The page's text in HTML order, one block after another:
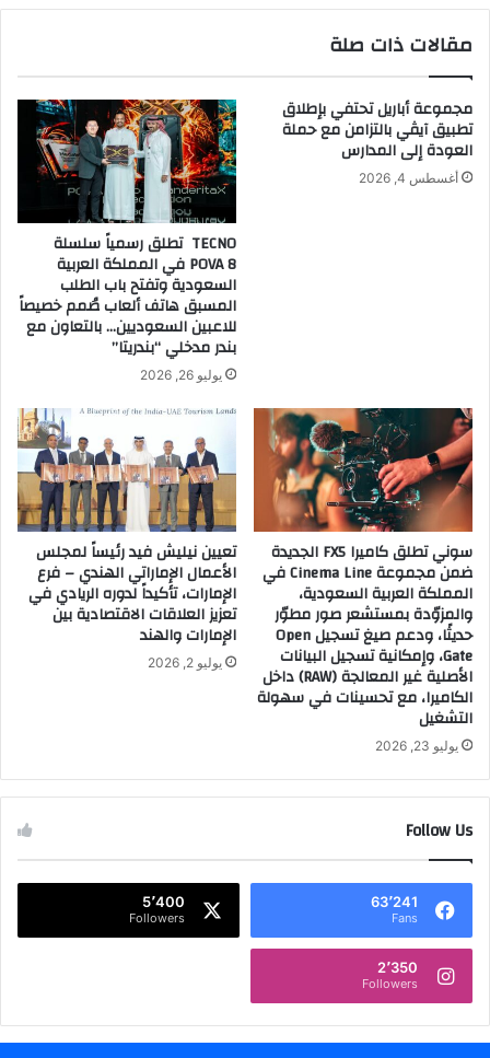
مقالات ذات صلة
مجموعة أباريل تحتفي بإطلاق
تطبيق آيڤي بالتزامن مع حملة
العودة إلى المدارس
أغسطس 4, 2026
TECNO تطلق رسمياً سلسلة
POVA 8 في المملكة العربية
السعودية وتفتح باب الطلب
المسبق هاتف ألعاب صُمم خصيصاً
للاعبين السعوديين… بالتعاون مع
بندر مدخلي “بندريتا”
يوليو 26, 2026
سوني تطلق كاميرا FX5 الجديدة
ضمن مجموعة Cinema Line في
المملكة العربية السعودية،
والمزوّدة بمستشعر صور مطوّر
حديثًا، ودعم صيغ تسجيل Open
Gate، وإمكانية تسجيل البيانات
الأصلية غير المعالجة (RAW) داخل
الكاميرا، مع تحسينات في سهولة
التشغيل
يوليو 23, 2026
تعيين نيليش فيد رئيساً لمجلس
الأعمال الإماراتي الهندي – فرع
الإمارات، تأكيداً لدوره الريادي في
تعزيز العلاقات الاقتصادية بين
الإمارات والهند
يوليو 2, 2026
Follow Us
63٬241
Fans
5٬400
Followers
2٬350
Followers